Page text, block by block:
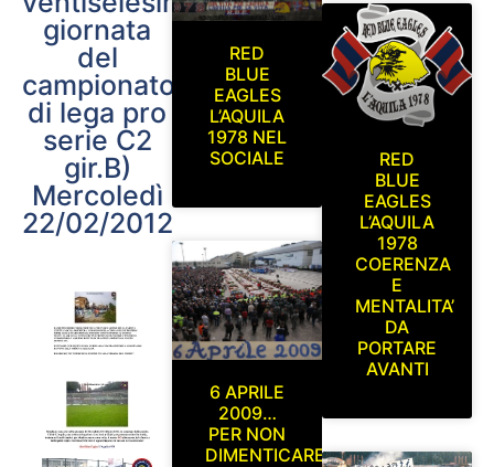
giornata
del
campionato
di lega pro
serie C2
gir.B)
Mercoledì
22/02/2012
RED
BLUE
EAGLES
L’AQUILA
1978 NEL
SOCIALE
6 APRILE
2009…
PER NON
DIMENTICARE
RED
BLUE
EAGLES
L’AQUILA
1978
COERENZA
E
MENTALITA’
DA
PORTARE
AVANTI